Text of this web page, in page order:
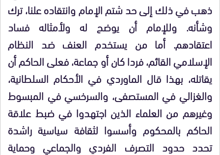
ذهب في ذلك إلى حد شتم الإمام وانتقاده علنا، ترك
وشأنه. وللإمام أن يوضح له ولأمثاله فساد
اعتقادهم. أما من يستخدم العنف ضد النظام
الإسلامي القائم، فردا كان أو جماعة، فعلى الحاكم أن
يقاتله، بهذا قال الماوردي في الأحكام السلطانية،
والغزالي في المستصفى، والسرخسي في المبسوط
وغيرهم من العلماء الذين اجتهدوا في ضبط علاقة
الحاكم بالمحكوم وأسسوا لثقافة سياسية راشدة
تحدد حدود التصرف الفردي والجماعي وحماية